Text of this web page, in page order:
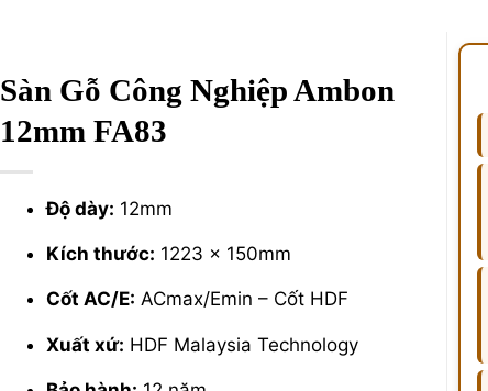
Sàn Gỗ Công Nghiệp Ambon
12mm FA83
Độ dày: 12mm
Kích thước: 1223 x 150mm
Cốt AC/E: ACmax/Emin – Cốt HDF
Xuất xứ: HDF Malaysia Technology